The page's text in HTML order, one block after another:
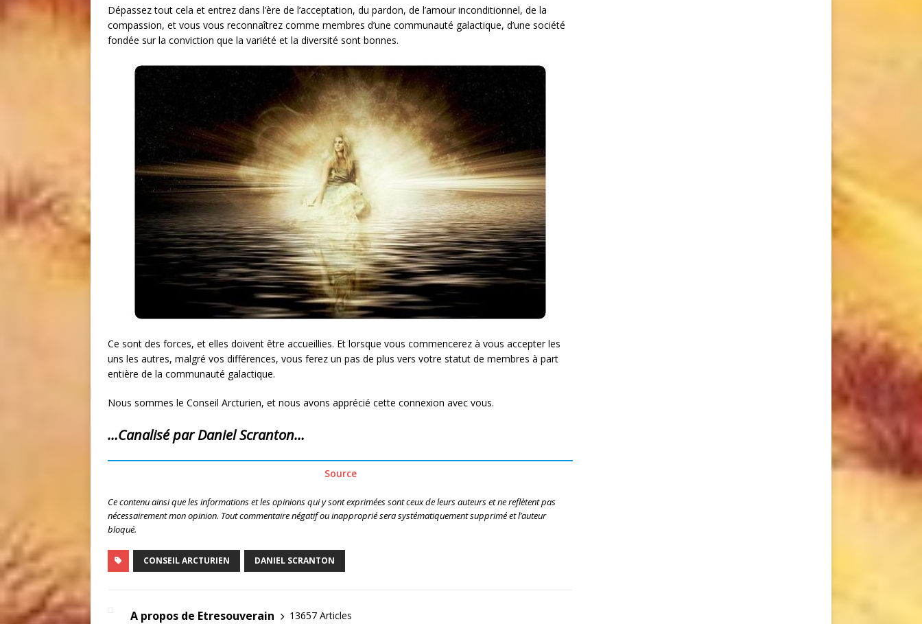
Dépassez tout cela et entrez dans l’ère de l’acceptation, du pardon, de l’amour inconditionnel, de la
compassion, et vous vous reconnaîtrez comme membres d’une communauté galactique, d’une société
fondée sur la conviction que la variété et la diversité sont bonnes.
Ce sont des forces, et elles doivent être accueillies. Et lorsque vous commencerez à vous accepter les
uns les autres, malgré vos différences, vous ferez un pas de plus vers votre statut de membres à part
entière de la communauté galactique.
Nous sommes le Conseil Arcturien, et nous avons apprécié cette connexion avec vous.
…Canalisé par Daniel Scranton…
Source
Ce contenu ainsi que les informations et les opinions qui y sont exprimées sont ceux de leurs auteurs et ne reflètent pas
nécessairement mon opinion. Tout commentaire négatif ou inapproprié sera systématiquement supprimé et l’auteur
bloqué.
CONSEIL ARCTURIEN DANIEL SCRANTON
A propos de Etresouverain 13657 Articles